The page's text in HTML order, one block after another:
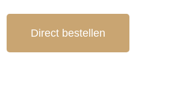
Direct bestellen